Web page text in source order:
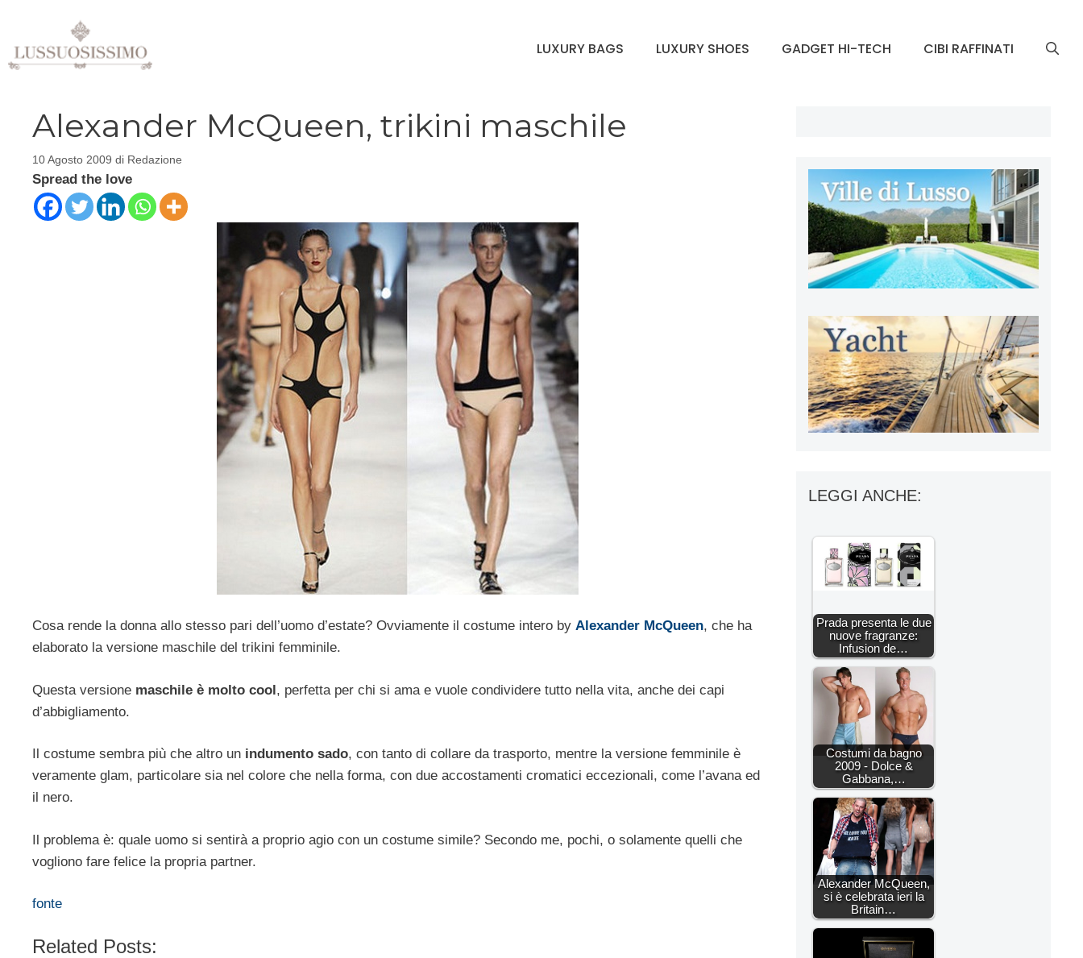
contenuto
LUXURY BAGS LUXURY SHOES GADGET HI-TECH CIBI RAFFINATI
Alexander McQueen, trikini maschile
10 Agosto 2009 di Redazione
Spread the love
Cosa rende la donna allo stesso pari dell’uomo d’estate? Ovviamente il costume intero by Alexander McQueen, che ha
elaborato la versione maschile del trikini femminile.
Questa versione maschile è molto cool, perfetta per chi si ama e vuole condividere tutto nella vita, anche dei capi
d’abbigliamento.
Il costume sembra più che altro un indumento sado, con tanto di collare da trasporto, mentre la versione femminile è
veramente glam, particolare sia nel colore che nella forma, con due accostamenti cromatici eccezionali, come l’avana ed
il nero.
Il problema è: quale uomo si sentirà a proprio agio con un costume simile? Secondo me, pochi, o solamente quelli che
vogliono fare felice la propria partner.
fonte
Related Posts:
LEGGI ANCHE:
Prada presenta le due
nuove fragranze:
Infusion de…
Costumi da bagno
2009 - Dolce &
Gabbana,…
Alexander McQueen,
si è celebrata ieri la
Britain…